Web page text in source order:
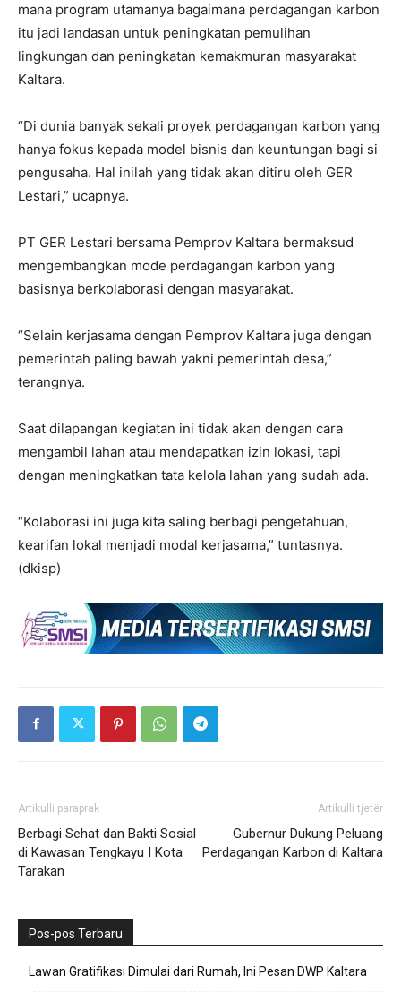
mana program utamanya bagaimana perdagangan karbon
itu jadi landasan untuk peningkatan pemulihan
lingkungan dan peningkatan kemakmuran masyarakat
Kaltara.
“Di dunia banyak sekali proyek perdagangan karbon yang
hanya fokus kepada model bisnis dan keuntungan bagi si
pengusaha. Hal inilah yang tidak akan ditiru oleh GER
Lestari,” ucapnya.
PT GER Lestari bersama Pemprov Kaltara bermaksud
mengembangkan mode perdagangan karbon yang
basisnya berkolaborasi dengan masyarakat.
“Selain kerjasama dengan Pemprov Kaltara juga dengan
pemerintah paling bawah yakni pemerintah desa,”
terangnya.
Saat dilapangan kegiatan ini tidak akan dengan cara
mengambil lahan atau mendapatkan izin lokasi, tapi
dengan meningkatkan tata kelola lahan yang sudah ada.
“Kolaborasi ini juga kita saling berbagi pengetahuan,
kearifan lokal menjadi modal kerjasama,” tuntasnya.
(dkisp)
Artikulli paraprak
Berbagi Sehat dan Bakti Sosial
di Kawasan Tengkayu I Kota
Tarakan
Artikulli tjetër
Gubernur Dukung Peluang
Perdagangan Karbon di Kaltara
Pos-pos Terbaru
Lawan Gratifikasi Dimulai dari Rumah, Ini Pesan DWP Kaltara